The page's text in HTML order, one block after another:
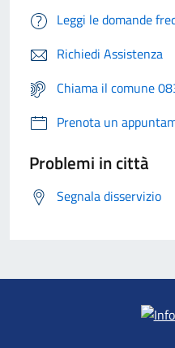
Leggi le domande
Richiedi Assistenza
Chiama il comune
Prenota un
Problemi in città
Segnala disservizio